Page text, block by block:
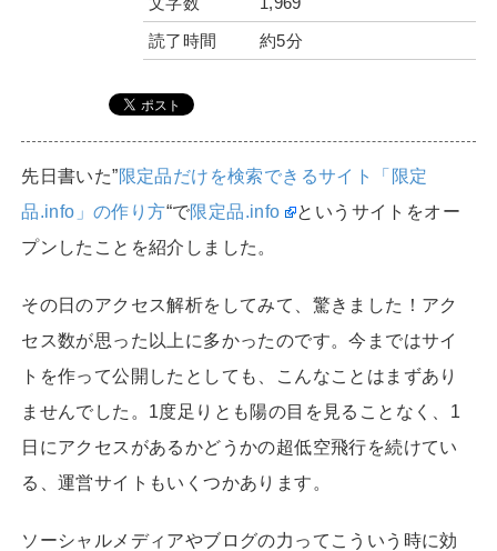
読了時間
約5分
先日書いた”限定品だけを検索できるサイト「限定
品.info」の作り方“で限定品.info
というサイトをオー
プンしたことを紹介しました。
その日のアクセス解析をしてみて、驚きました！アク
セス数が思った以上に多かったのです。今まではサイ
トを作って公開したとしても、こんなことはまずあり
ませんでした。1度足りとも陽の目を見ることなく、1
日にアクセスがあるかどうかの超低空飛行を続けてい
る、運営サイトもいくつかあります。
ソーシャルメディアやブログの力ってこういう時に効